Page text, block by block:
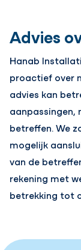
Advies
Hanab
proactief over
advies kan
aanpassingen,
betreffen. We
mogelijk
van de
rekening met
betrekking tot